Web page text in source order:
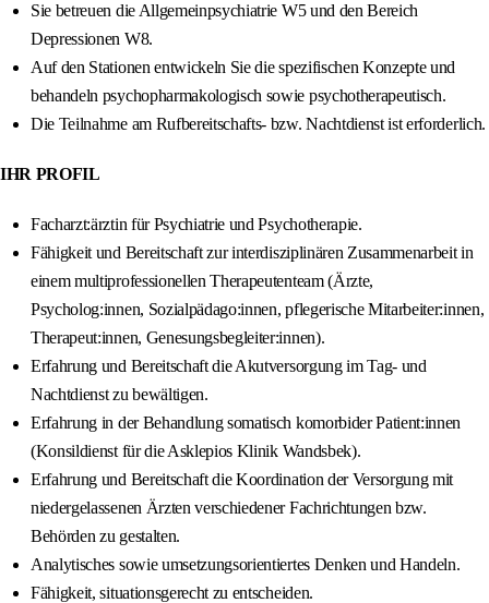
Sie betreuen die Allgemeinpsychiatrie W5 und den Bereich
Depressionen W8.
Auf den Stationen entwickeln Sie die spezifischen Konzepte und
behandeln psychopharmakologisch sowie psychotherapeutisch.
Die Teilnahme am Rufbereitschafts- bzw. Nachtdienst ist erforderlich.
IHR PROFIL
Facharzt:ärztin für Psychiatrie und Psychotherapie.
Fähigkeit und Bereitschaft zur interdisziplinären Zusammenarbeit in
einem multiprofessionellen Therapeutenteam (Ärzte,
Psycholog:innen, Sozialpädago:innen, pflegerische Mitarbeiter:innen,
Therapeut:innen, Genesungsbegleiter:innen).
Erfahrung und Bereitschaft die Akutversorgung im Tag- und
Nachtdienst zu bewältigen.
Erfahrung in der Behandlung somatisch komorbider Patient:innen
(Konsildienst für die Asklepios Klinik Wandsbek).
Erfahrung und Bereitschaft die Koordination der Versorgung mit
niedergelassenen Ärzten verschiedener Fachrichtungen bzw.
Behörden zu gestalten.
Analytisches sowie umsetzungsorientiertes Denken und Handeln.
Fähigkeit, situationsgerecht zu entscheiden.